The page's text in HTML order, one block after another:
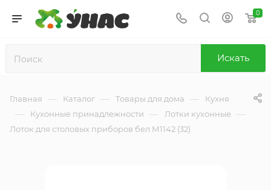
0
Искать
Главная — Каталог — Товары для дома — Кухня
— Кухонные принадлежности — Лотки кухонные —
Лоток для столовых приборов бел М1142 (32)